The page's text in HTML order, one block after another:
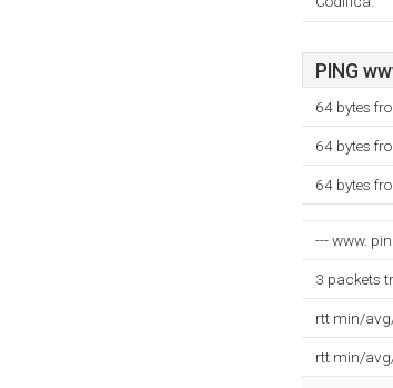
PING
64 bytes
64 bytes
64 bytes
--- www.
3 packets
rtt min/
rtt min/